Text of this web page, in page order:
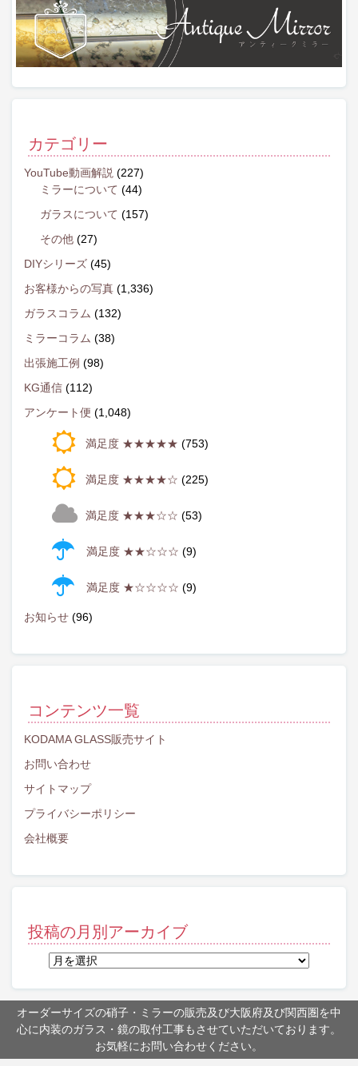
カテゴリー
YouTube動画解説 (227)
ミラーについて (44)
ガラスについて (157)
その他 (27)
DIYシリーズ (45)
お客様からの写真 (1,336)
ガラスコラム (132)
ミラーコラム (38)
出張施工例 (98)
KG通信 (112)
アンケート便 (1,048)
満足度 ★★★★★ (753)
満足度 ★★★★☆ (225)
満足度 ★★★☆☆ (53)
満足度 ★★☆☆☆ (9)
満足度 ★☆☆☆☆ (9)
お知らせ (96)
コンテンツ一覧
KODAMA GLASS販売サイト
お問い合わせ
サイトマップ
プライバシーポリシー
会社概要
投稿の月別アーカイブ
月
別
ー
オーダーサイズの硝子・ミラーの販売及び大阪府及び関西圏を中
心に内装のガラス・鏡の取付工事もさせていただいております。
お気軽にお問い合わせください。